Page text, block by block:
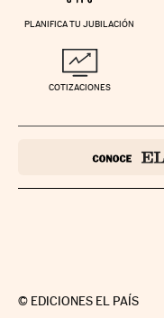
PLANIFICA TU JUBILACIÓN
COTIZACIONES
© EDICIONES EL PAÍS